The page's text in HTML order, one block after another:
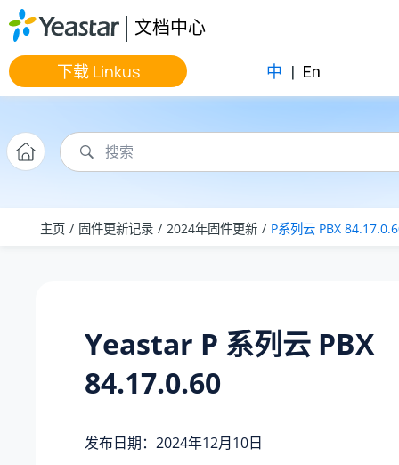
跳转到主要内容
文档中心
下载 Linkus 中 | En
主页 固件更新记录 2024年固件更新 P系列云 PBX
Yeastar P 系列云 PBX
84.17.0.60
发布日期：2024年12月10日